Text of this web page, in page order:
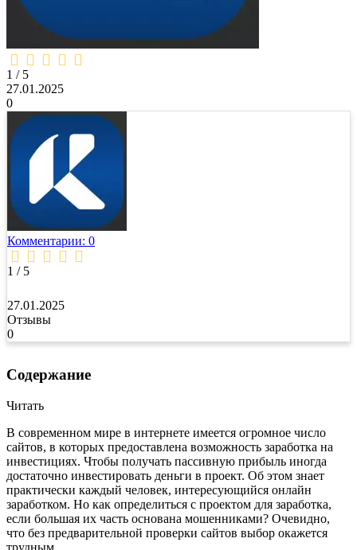
1,0
rating
1 / 5
27.01.2025
0
Комментарии: 0
1 / 5
27.01.2025
Отзывы
0
Содержание
Читать
В современном мире в интернете имеется огромное число
сайтов, в которых предоставлена возможность заработка на
инвестициях. Чтобы получать пассивную прибыль иногда
достаточно инвестировать деньги в проект. Об этом знает
практически каждый человек, интересующийся онлайн
заработком. Но как определиться с проектом для заработка,
если большая их часть основана мошенниками? Очевидно,
что без предварительной проверки сайтов выбор окажется